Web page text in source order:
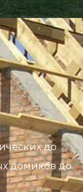
до
домиков до